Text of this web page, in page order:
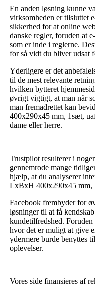
En anden løsning kunne
virksomheden er tilsluttet
sikkerhed for at online
danske regler, foruden at
som er inde i reglerne.
for så vidt du bliver udsat
Yderligere er det
til de mest relevante
hvilken bytteret
øvrigt vigtigt, at man når
man fremadrettet kan
400x290x45 mm, 1sæt,
dame eller herre.
Trustpilot resulterer i
gennemrode mange
hjælp, at du analyserer
LxBxH 400x290x45 mm,
Facebook frembyder for
løsninger til at få
kundetilfredshed.
hvor det er muligt at give
ydermere burde benyttes
oplevelser.
Vores side finansieres af